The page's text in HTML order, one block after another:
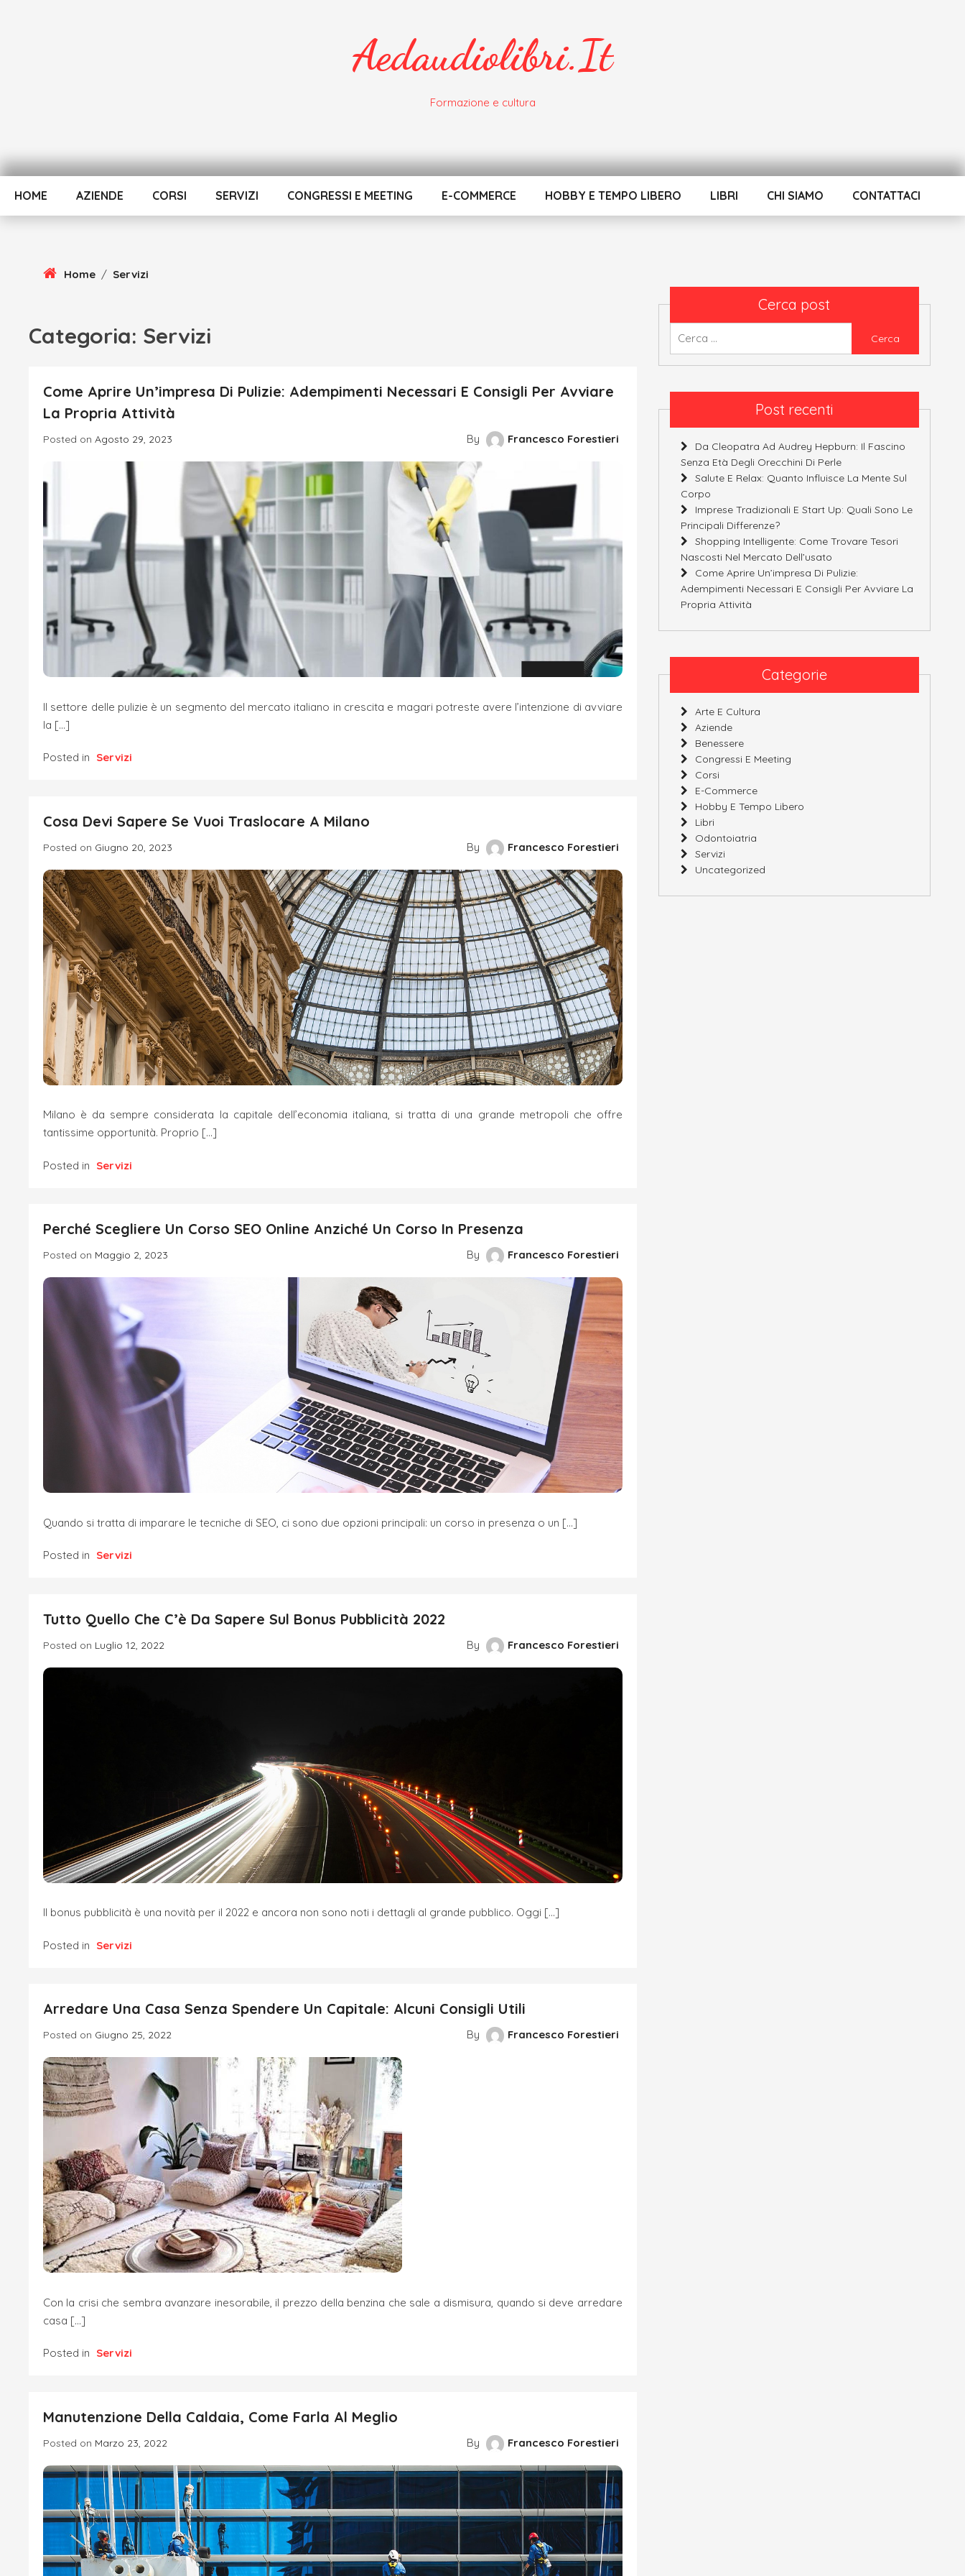
Aedaudiolibri.it
Formazione e cultura
HOME AZIENDE CORSI SERVIZI CONGRESSI E MEETING E-COMMERCE HOBBY E TEMPO LIBERO LIBRI CHI SIAMO CONTATTACI
Home / Servizi
Categoria: Servizi
Come Aprire Un’impresa Di Pulizie: Adempimenti Necessari E Consigli Per Avviare
La Propria Attività
Posted on Agosto 29, 2023 By Francesco Forestieri
Il settore delle pulizie è un segmento del mercato italiano in crescita e magari potreste avere l’intenzione di avviare
la […]
Posted in Servizi
Cosa Devi Sapere Se Vuoi Traslocare A Milano
Posted on Giugno 20, 2023 By Francesco Forestieri
Milano è da sempre considerata la capitale dell’economia italiana, si tratta di una grande metropoli che offre
tantissime opportunità. Proprio […]
Posted in Servizi
Perché Scegliere Un Corso SEO Online Anziché Un Corso In Presenza
Posted on Maggio 2, 2023 By Francesco Forestieri
Quando si tratta di imparare le tecniche di SEO, ci sono due opzioni principali: un corso in presenza o un […]
Posted in Servizi
Tutto Quello Che C’è Da Sapere Sul Bonus Pubblicità 2022
Posted on Luglio 12, 2022 By Francesco Forestieri
Il bonus pubblicità è una novità per il 2022 e ancora non sono noti i dettagli al grande pubblico. Oggi […]
Posted in Servizi
Arredare Una Casa Senza Spendere Un Capitale: Alcuni Consigli Utili
Posted on Giugno 25, 2022 By Francesco Forestieri
Con la crisi che sembra avanzare inesorabile, il prezzo della benzina che sale a dismisura, quando si deve arredare
casa […]
Posted in Servizi
Manutenzione Della Caldaia, Come Farla Al Meglio
Posted on Marzo 23, 2022 By Francesco Forestieri
Cerca post
Post recenti
Da Cleopatra Ad Audrey Hepburn: Il Fascino
Senza Età Degli Orecchini Di Perle
Salute E Relax: Quanto Influisce La Mente Sul
Corpo
Imprese Tradizionali E Start Up: Quali Sono Le
Principali Differenze?
Shopping Intelligente: Come Trovare Tesori
Nascosti Nel Mercato Dell’usato
Come Aprire Un’impresa Di Pulizie:
Adempimenti Necessari E Consigli Per Avviare La
Propria Attività
Categorie
Arte E Cultura
Aziende
Benessere
Congressi E Meeting
Corsi
E-Commerce
Hobby E Tempo Libero
Libri
Odontoiatria
Servizi
Uncategorized